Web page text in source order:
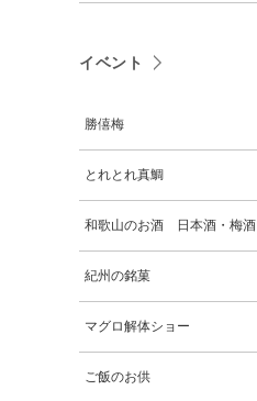
イベント
勝僖梅
とれとれ真鯛
和歌山のお酒 日本酒・梅酒
紀州の銘菓
マグロ解体ショー
ご飯のお供